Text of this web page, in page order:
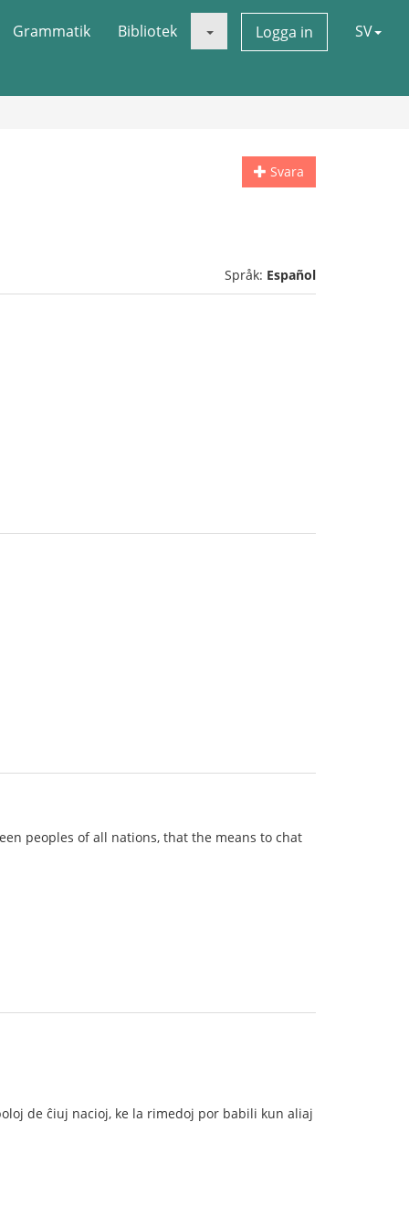
Grammatik Bibliotek Logga in SV
Svara
Språk: Español
peoples of all nations, that the means to chat
de ĉiuj nacioj, ke la rimedoj por babili kun aliaj